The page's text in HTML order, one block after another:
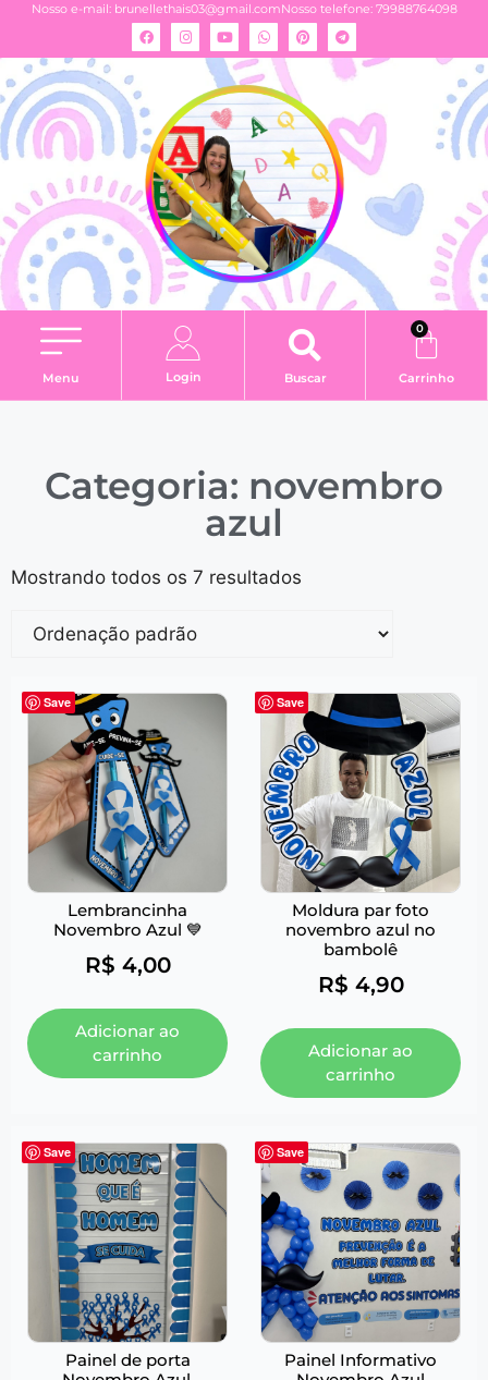
Nosso e-mail: brunellethais03@gmail.comNosso telefone: 79988764098
Menu Login Buscar
0
Carrinho
Categoria: novembro
azul
Mostrando todos os 7 resultados
Save
Lembrancinha
Novembro Azul 💙
R$ 4,00
Adicionar ao
carrinho
Save
Moldura par foto
novembro azul no
bambolê
R$ 4,90
Adicionar ao
carrinho
Save
Painel de porta
Save
Painel Informativo